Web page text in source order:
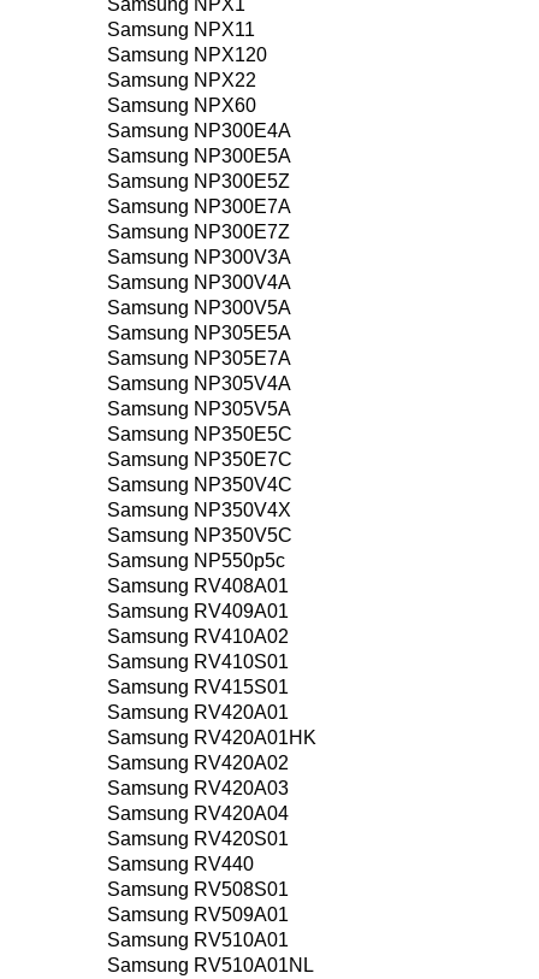
Samsung NPX1
Samsung NPX11
Samsung NPX120
Samsung NPX22
Samsung NPX60
Samsung NP300E4A
Samsung NP300E5A
Samsung NP300E5Z
Samsung NP300E7A
Samsung NP300E7Z
Samsung NP300V3A
Samsung NP300V4A
Samsung NP300V5A
Samsung NP305E5A
Samsung NP305E7A
Samsung NP305V4A
Samsung NP305V5A
Samsung NP350E5C
Samsung NP350E7C
Samsung NP350V4C
Samsung NP350V4X
Samsung NP350V5C
Samsung NP550p5c
Samsung RV408A01
Samsung RV409A01
Samsung RV410A02
Samsung RV410S01
Samsung RV415S01
Samsung RV420A01
Samsung RV420A01HK
Samsung RV420A02
Samsung RV420A03
Samsung RV420A04
Samsung RV420S01
Samsung RV440
Samsung RV508S01
Samsung RV509A01
Samsung RV510A01
Samsung RV510A01NL